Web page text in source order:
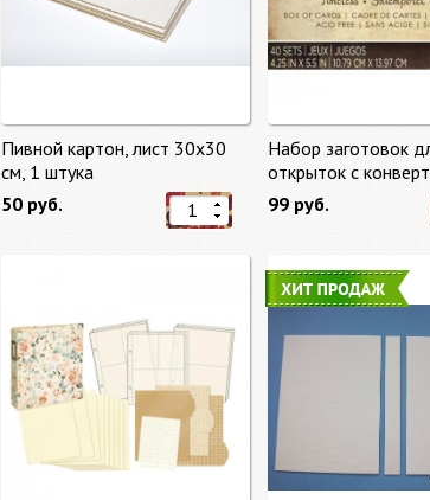
Пивной картон, лист 30х30
cм, 1 штука
50 руб.
Набор заготовок
открыток с
времени (Timeless)
99 руб.